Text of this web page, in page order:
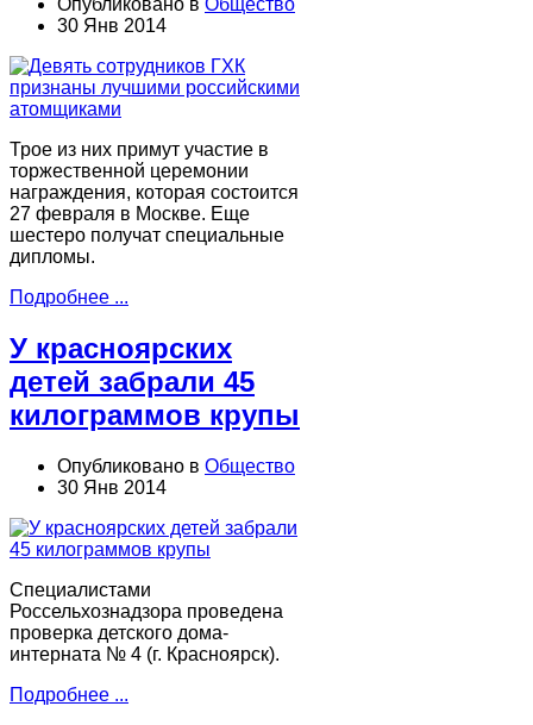
30 Янв 2014
Трое из них примут участие в
торжественной церемонии
награждения, которая состоится
27 февраля в Москве. Еще
шестеро получат специальные
дипломы.
Подробнее ...
У красноярских
детей забрали 45
килограммов крупы
Опубликовано в Общество
30 Янв 2014
Специалистами
Россельхознадзора проведена
проверка детского дома-
интерната № 4 (г. Красноярск).
Подробнее ...